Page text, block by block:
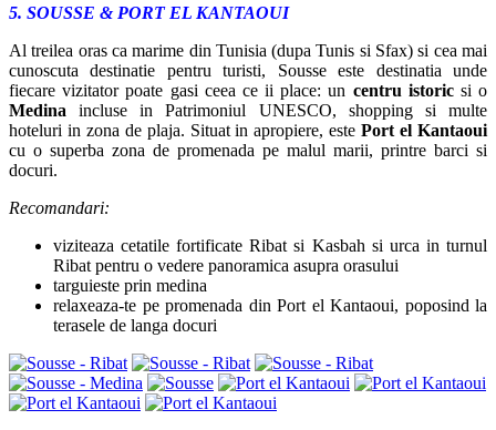
5. SOUSSE & PORT EL KANTAOUI
Al treilea oras ca marime din Tunisia (dupa Tunis si Sfax) si cea mai
cunoscuta destinatie pentru turisti, Sousse este destinatia unde
fiecare vizitator poate gasi ceea ce ii place: un centru istoricsi o
Medina incluse in Patrimoniul UNESCO, shopping si multe
hoteluri in zona de plaja. Situat in apropiere, estePort el Kantaoui
cu o superba zona de promenada pe malul marii, printre barci si
docuri.
Recomandari:
viziteaza cetatile fortificate Ribat si Kasbah si urca in turnul
Ribat pentru o vedere panoramica asupra orasului
targuieste prin medina
relaxeaza-te pe promenada din Port el Kantaoui, poposind la
terasele de langa docuri